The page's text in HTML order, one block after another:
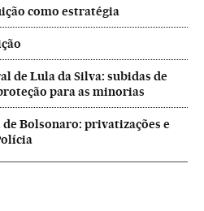
como estratégia
de Lula da Silva: subidas de
para as minorias
Bolsonaro: privatizações e